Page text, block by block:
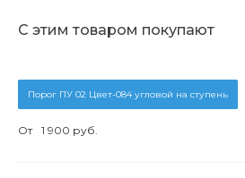
С этим товаром покупают
Порог ПУ 02 Цвет-084 угловой на ступень
От 1 900 руб.